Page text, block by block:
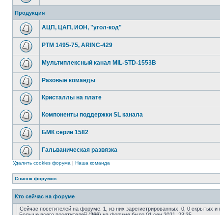
Продукция
АЦП, ЦАП, ИОН, "угол-код"
РТМ 1495-75, ARINC-429
Мультиплексный канал MIL-STD-1553B
Разовые команды
Кристаллы на плате
Компоненты поддержки SL канала
БМК серии 1582
Гальваническая развязка
Удалить cookies форума | Наша команда
Список форумов
Кто сейчас на форуме
Сейчас посетителей на форуме: 1 , из них зарегистрированных: 0, 0 скрытых